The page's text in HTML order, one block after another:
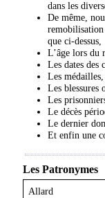
dans les
De même,
remobilisation
que ci-dessus,
L’âge lors du
Les dates des
Les
Les blessures
Les
Le décès
Le dernier
Et enfin une
Les Patronymes
Allard